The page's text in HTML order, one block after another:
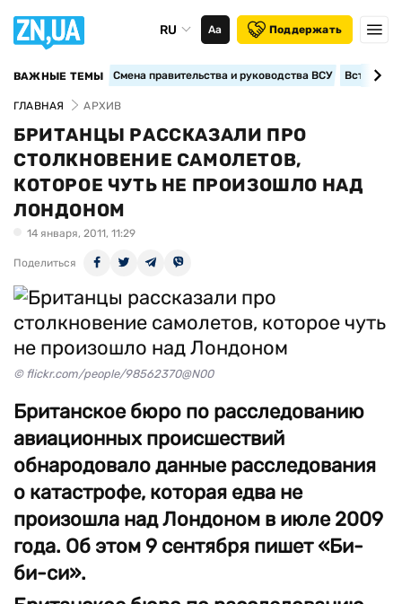
RU Аа Поддержать
ВАЖНЫЕ ТЕМЫ Смена правительства и руководства ВСУ
ГЛАВНАЯ АРХИВ
БРИТАНЦЫ РАССКАЗАЛИ ПРО
СТОЛКНОВЕНИЕ САМОЛЕТОВ,
КОТОРОЕ ЧУТЬ НЕ ПРОИЗОШЛО НАД
ЛОНДОНОМ
14 января, 2011, 11:29
Поделиться
© flickr.com/people/98562370@N00
Британское бюро по расследованию
авиационных происшествий
обнародовало данные расследования
о катастрофе, которая едва не
произошла над Лондоном в июле 2009
года. Об этом 9 сентября пишет «Би-
би-си».